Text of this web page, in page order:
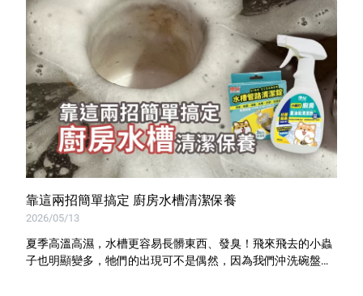
靠這兩招簡單搞定 廚房水槽清潔保養
2026/05/13
夏季高溫高濕，水槽更容易長髒東西、發臭！飛來飛去的小蟲
子也明顯變多，牠們的出現可不是偶然，因為我們沖洗碗盤留